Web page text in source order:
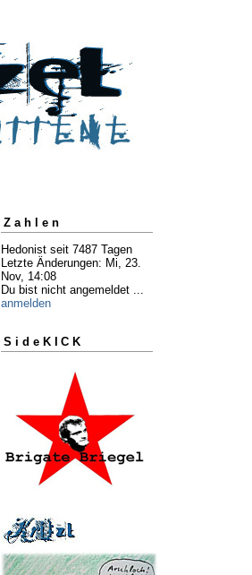
Zahlen
Hedonist seit 7487 Tagen
Letzte Änderungen: Mi, 23.
Nov, 14:08
Du bist nicht angemeldet ...
anmelden
SideKICK